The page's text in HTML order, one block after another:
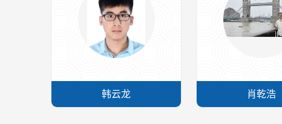
韩云龙 肖乾浩